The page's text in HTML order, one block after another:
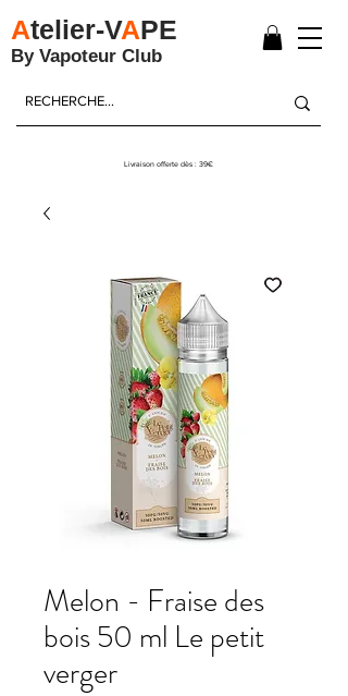
Livraison offerte dès : 39€
Atelier-VAPE
By Vapoteur Club
Melon - Fraise des
bois 50 ml Le petit
verger